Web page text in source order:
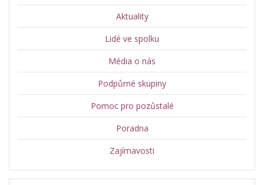
Aktuality
Lidé ve spolku
Média o nás
Podpůrné skupiny
Pomoc pro pozůstalé
Poradna
Zajímavosti